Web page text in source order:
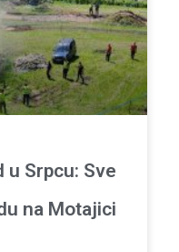
Srpcu: Sve
na Motajici